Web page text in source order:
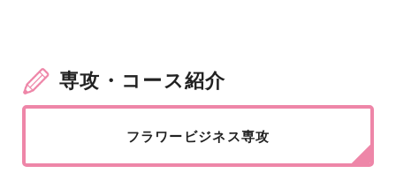
専攻・コース紹介
フラワービジネス専攻